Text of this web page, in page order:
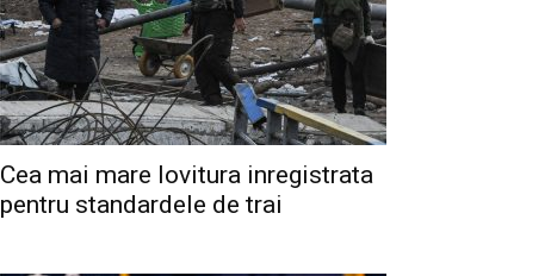
Cea mai mare lovitura inregistrata
pentru standardele de trai